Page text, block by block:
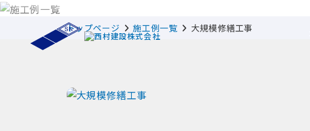
トップページ 施工例一覧 大規模修繕工事